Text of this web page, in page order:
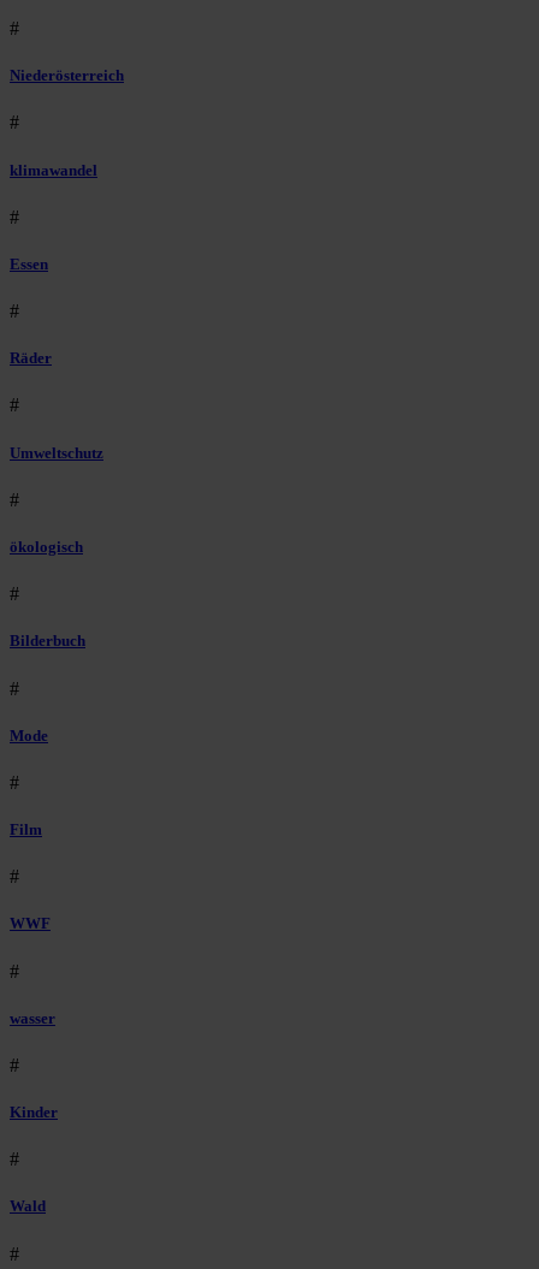
#
Niederösterreich
#
klimawandel
#
Essen
#
Räder
#
Umweltschutz
#
ökologisch
#
Bilderbuch
#
Mode
#
Film
#
WWF
#
wasser
#
Kinder
#
Wald
#